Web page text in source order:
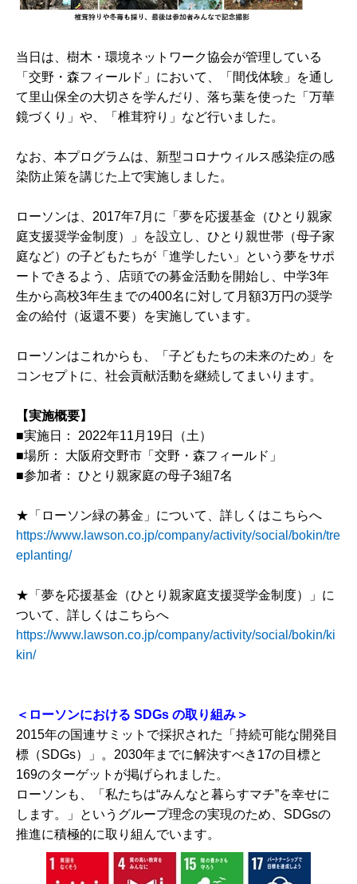
当日は、樹木・環境ネットワーク協会が管理している
「交野・森フィールド」において、「間伐体験」を通し
て里山保全の大切さを学んだり、落ち葉を使った「万華
鏡づくり」や、「椎茸狩り」など行いました。
なお、本プログラムは、新型コロナウィルス感染症の感
染防止策を講じた上で実施しました。
ローソンは、2017年7月に「夢を応援基金（ひとり親家
庭支援奨学金制度）」を設立し、ひとり親世帯（母子家
庭など）の子どもたちが「進学したい」という夢をサポ
ートできるよう、店頭での募金活動を開始し、中学3年
生から高校3年生までの400名に対して月額3万円の奨学
金の給付（返還不要）を実施しています。
ローソンはこれからも、「子どもたちの未来のため」を
コンセプトに、社会貢献活動を継続してまいります。
【実施概要】
■実施日： 2022年11月19日（土）
■場所： 大阪府交野市「交野・森フィールド」
■参加者： ひとり親家庭の母子3組7名
★「ローソン緑の募金」について、詳しくはこちらへ
https://www.lawson.co.jp/company/activity/social/bokin/tre
eplanting/
★「夢を応援基金（ひとり親家庭支援奨学金制度）」に
ついて、詳しくはこちらへ
https://www.lawson.co.jp/company/activity/social/bokin/ki
kin/
＜ローソンにおける SDGs の取り組み＞
2015年の国連サミットで採択された「持続可能な開発目
標（SDGs）」。2030年までに解決すべき17の目標と
169のターゲットが掲げられました。
ローソンも、「私たちは“みんなと暮らすマチ”を幸せに
します。」というグループ理念の実現のため、SDGsの
推進に積極的に取り組んでいます。